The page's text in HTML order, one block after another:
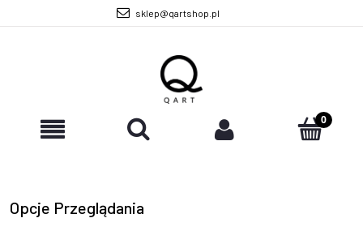
sklep@qartshop.pl
Opcje Przeglądania